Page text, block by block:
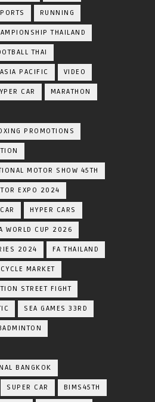
RUNNING
THAILAND
THAI
PACIFIC VIDEO
CAR MARATHON
PROMOTIONS
MOTOR SHOW 45TH
EXPO 2024
HYPER CARS
WORLD CUP 2026
2024 FA THAILAND
MARKET
STREET FIGHT
SEA GAMES 33RD
BANGKOK
SUPER CAR BIMS45TH